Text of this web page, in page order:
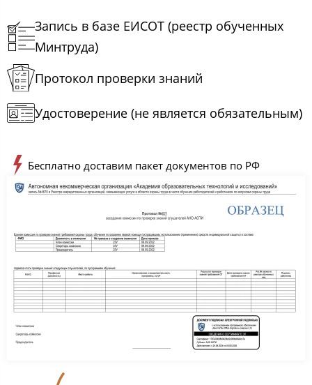
Запись в базе ЕИСОТ (реестр обученных
Минтруда)
Протокол проверки знаний
Удостоверение (не является обязательным)
Бесплатно доставим пакет документов по РФ